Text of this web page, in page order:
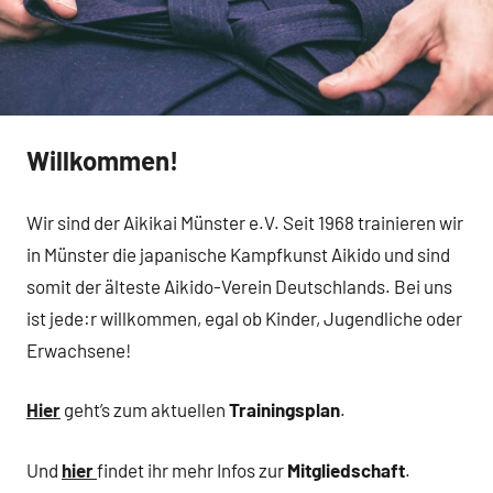
Willkommen!
Wir sind der Aikikai Münster e.V. Seit 1968 trainieren wir
in Münster die japanische Kampfkunst Aikido und sind
somit der älteste Aikido-Verein Deutschlands. Bei uns
ist jede:r willkommen, egal ob Kinder, Jugendliche oder
Erwachsene!
Hier geht’s zum aktuellen Trainingsplan.
Und hierfindet ihr mehr Infos zur Mitgliedschaft.